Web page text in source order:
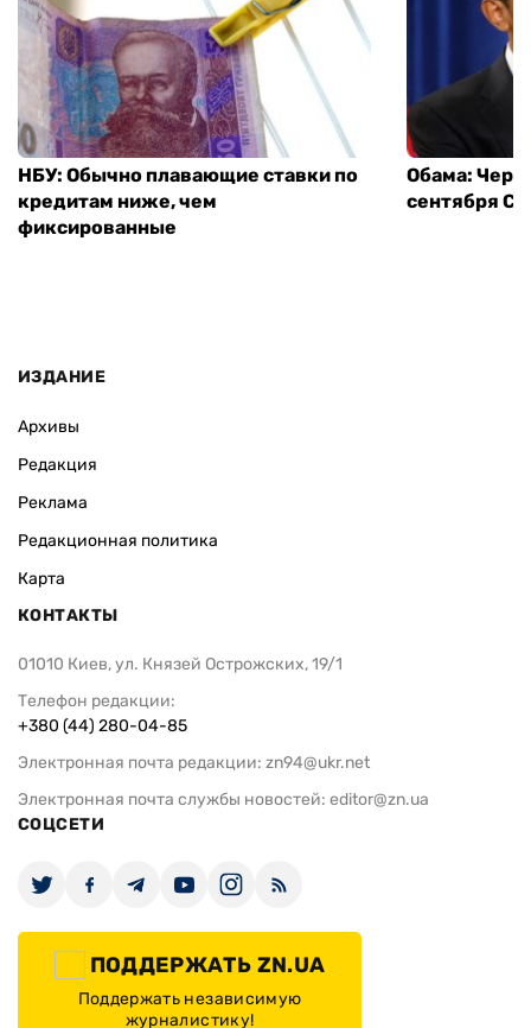
НБУ: Обычно плавающие ставки по
кредитам ниже, чем
фиксированные
Обама:
сентября
ИЗДАНИЕ
Архивы
Редакция
Реклама
Редакционная политика
Карта
КОНТАКТЫ
01010 Киев, ул. Князей Острожских, 19/1
Телефон редакции:
+380 (44) 280-04-85
Электронная почта редакции: zn94@ukr.net
Электронная почта службы новостей: editor@zn.ua
СОЦСЕТИ
ПОДДЕРЖАТЬ ZN.UA
Поддержать независимую
журналистику!